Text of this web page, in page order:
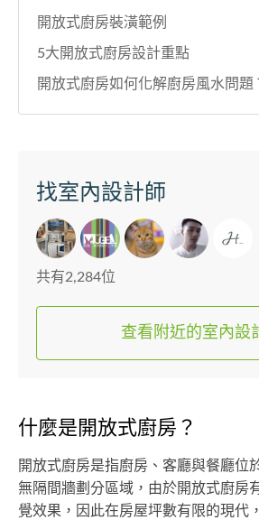
開放式廚房裝潢範例
5大開放式廚房設計重點
開放式廚房如何化解廚房風水問題
找室內設計師
共有2,284位
查看附近的室內設
什麼是開放式廚房？
開放式廚房是指廚房、客廳與餐廳位
無隔間牆劃分區域，由於開放式廚房
覺效果，因此在房屋坪數有限的現代